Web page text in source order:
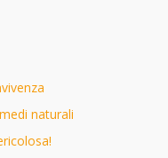
naturali